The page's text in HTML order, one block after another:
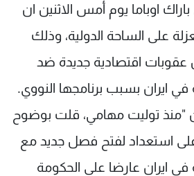
باراك اوباما يوم أمس الاثنين ان
على الساحة الدولية، وذلك
عقوبات اقتصادية جديدة ضد
في ايران بسبب برنامجها النووي.
"منذ توليت مهامي، قلت بوضوح
على استعداد لفتح فصل جديد مع
في ايران عارضا على الحكومة
تواصل معنا
سياسة الخصوصية